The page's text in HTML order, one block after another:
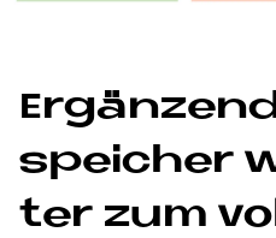
spei­cher
ter zum